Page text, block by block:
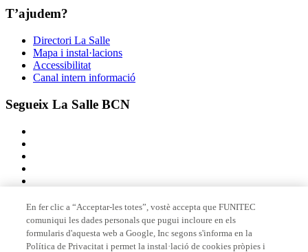
T’ajudem?
Directori La Salle
Mapa i instal·lacions
Accessibilitat
Canal intern informació
Segueix La Salle BCN
Membre de
En fer clic a “Acceptar-les totes”, vostè accepta que FUNITEC
comuniqui les dades personals que pugui incloure en els
formularis d'aquesta web a Google, Inc segons s'informa en la
Política de Privacitat i permet la instal·lació de cookies pròpies i